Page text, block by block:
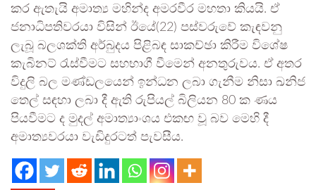
කර ඇතැයි අමාත්‍ය මහින්ද අමරවීර මහතා කියයි. ඒ
ජනාධිපතිවරයා විසින් ඊයේ(22) පස්වරුවේ කැඳවනු
ලැබූ බලශක්ති අර්බුදය පිළිබඳ සාකච්ඡා කිරීම විශේෂ
කැබිනට් රැස්වීමට සහභාගී වීමෙන් අනතුරුවය. ඒ අතර
විදුලි බල මණ්ඩලයෙන් ඉන්ධන ලබා ගැනීම නිසා ඛනිජ
තෙල් සඳහා ලබා දී ඇති රුපියල් බිලියන 80 ක ණය
පියවීමට ද මුදල් අමාත්‍යාංශය එකඟ වූ බව මෙහි දී
අමාත්‍යවරයා වැඩිදුරටත් පැවසීය.